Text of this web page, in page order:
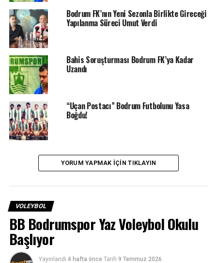
İLGILI KONULAR: BB BODRUMSPOR
BODRUM GAZETELERI
BODRUM SPOR TV
BODRUMSPOR TV
KADIN VOLEYBOL
BIR SONRAKI
Göztepe’ye Kaybettiler…
BIR ÖNCEKI
Sonunu Getiremediler…
Bodrum FK’nın Yeni Sezonla Birlikte Gireceği
Yapılanma Süreci Umut Verdi
Bahis Soruşturması Bodrum FK’ya Kadar
Uzandı
“Uçan Postacı” Bodrum Futbolunu Yasa
Boğdu!
YORUM YAPMAK IÇIN TIKLAYIN
VOLEYBOL
BB Bodrumspor Yaz Voleybol Okulu
Başlıyor
Yayınlandı 4 hafta önce Tarih 9 Temmuz 2026